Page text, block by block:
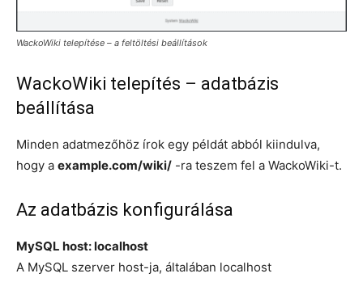
WackoWiki telepítése – a feltöltési beállítások
WackoWiki telepítés – adatbázis
beállítása
Minden adatmezőhöz írok egy példát abból kiindulva,
hogy a example.com/wiki/ -ra teszem fel a WackoWiki-t.
Az adatbázis konfigurálása
MySQL host: localhost
A MySQL szerver host-ja, általában localhost